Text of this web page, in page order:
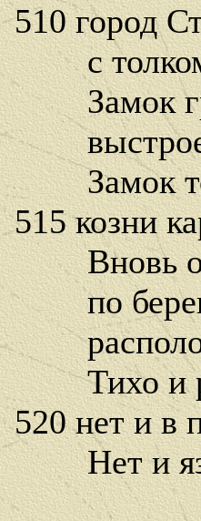
510 город
с толком
Замок
выстроен
Замок тот
515 козни
Вновь
по
Тихо и
520 нет и в
Нет и